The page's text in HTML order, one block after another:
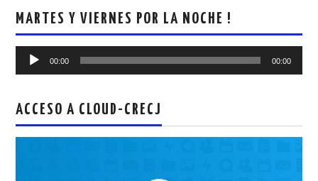
MARTES Y VIERNES POR LA NOCHE !
Reproductor
00:00 00:00
ACCESO A CLOUD-CRECJ